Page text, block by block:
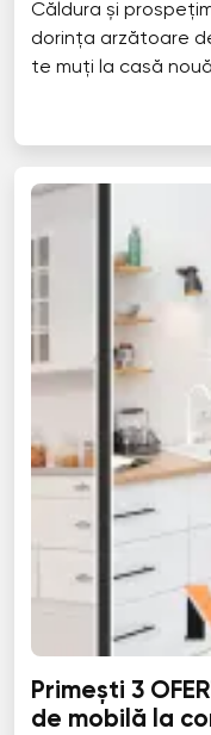
Căldura și
dorința arzătoare
te muți la casă
Primești 3
de mobilă la